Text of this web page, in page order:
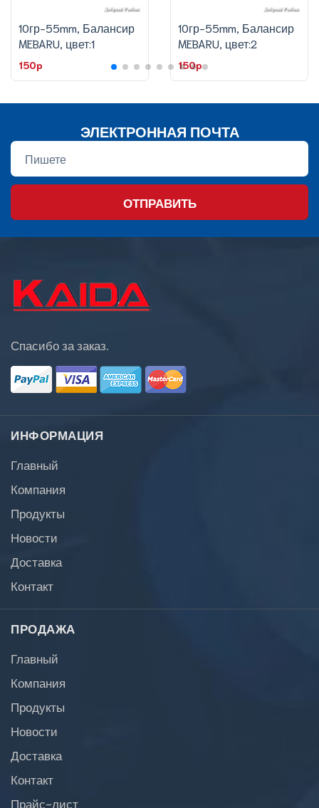
10гр-55mm, Балансир
MEBARU, цвет:1
150p
10гр-55mm, Балансир
MEBARU, цвет:2
150p
ЭЛЕКТРОННАЯ ПОЧТА
ОТПРАВИТЬ
Спасибо за заказ.
ИНФОРМАЦИЯ
Главный
Компания
Продукты
Новости
Доставка
Контакт
ПРОДАЖА
Главный
Компания
Продукты
Новости
Доставка
Контакт
Прайс-лист